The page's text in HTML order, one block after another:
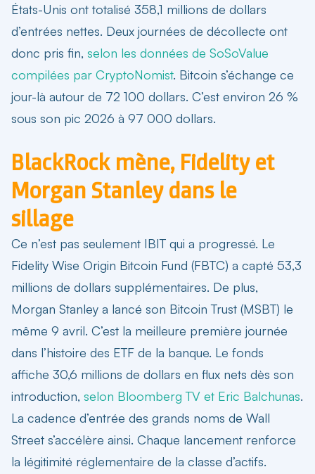
États-Unis ont totalisé 358,1 millions de dollars
d’entrées nettes. Deux journées de décollecte ont
donc pris fin, selon les données de SoSoValue
compilées par CryptoNomist. Bitcoin s’échange ce
jour-là autour de 72 100 dollars. C’est environ 26 %
sous son pic 2026 à 97 000 dollars.
BlackRock mène, Fidelity et
Morgan Stanley dans le
sillage
Ce n’est pas seulement IBIT qui a progressé. Le
Fidelity Wise Origin Bitcoin Fund (FBTC) a capté 53,3
millions de dollars supplémentaires. De plus,
Morgan Stanley a lancé son Bitcoin Trust (MSBT) le
même 9 avril. C’est la meilleure première journée
dans l’histoire des ETF de la banque. Le fonds
affiche 30,6 millions de dollars en flux nets dès son
introduction, selon Bloomberg TV et Eric Balchunas.
La cadence d’entrée des grands noms de Wall
Street s’accélère ainsi. Chaque lancement renforce
la légitimité réglementaire de la classe d’actifs.